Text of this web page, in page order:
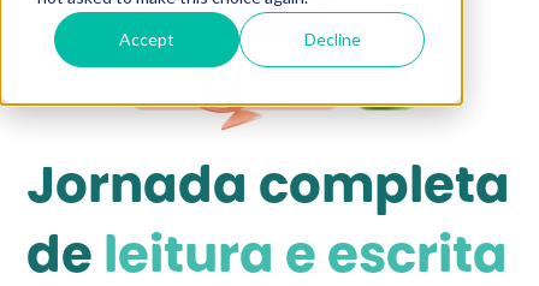
Accept Decline
Jornada completa
de